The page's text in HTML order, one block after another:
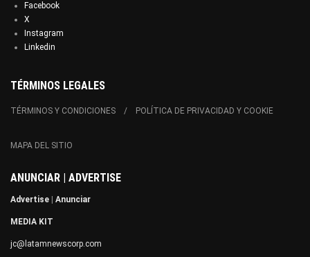
Facebook
X
Instagram
Linkedin
TÉRMINOS LEGALES
TÉRMINOS Y CONDICIONES POLÍTICA DE PRIVACIDAD Y COOKIE
MAPA DEL SITIO
ANUNCIAR | ADVERTISE
Advertise Anunciar
MEDIA KIT
jc@latamnewscorp.com